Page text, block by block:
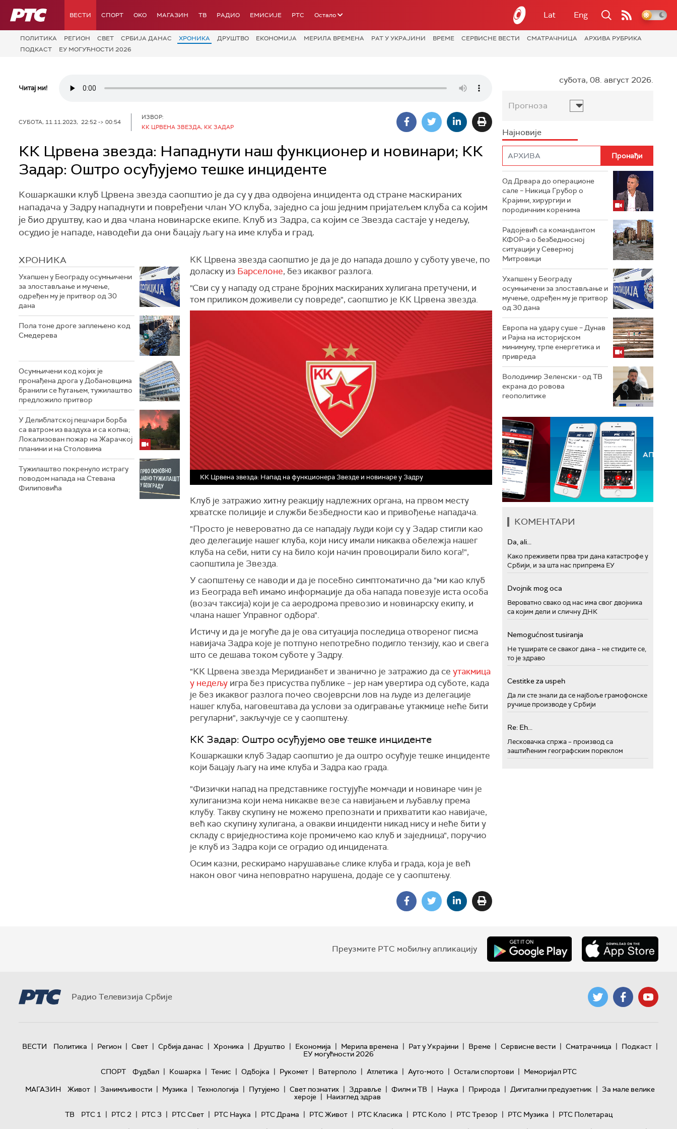
РТС ВЕСТИ СПОРТ OKO МАГАЗИН ТВ РАДИО ЕМИСИЈЕ РТС Остало Lat Eng
ПОЛИТИКА РЕГИОН СВЕТ СРБИЈА ДАНАС ХРОНИКА ДРУШТВО ЕКОНОМИЈА МЕРИЛА ВРЕМЕНА РАТ У УКРАЈИНИ ВРЕМЕ СЕРВИСНЕ ВЕСТИ СМАТРАЧНИЦА
АРХИВА РУБРИКА
ПОДКАСТ
ЕУ МОГУЋНОСТИ 2026
Читај ми!
СУБОТА, 11.11.2023, 22:52 -> 00:54
ИЗВОР:
КК ЦРВЕНА ЗВЕЗДА, КК ЗАДАР
КК Црвена звезда: Нападнути наш функционер и новинари; КК
Задар: Оштро осуђујемо тешке инциденте
Кошаркашки клуб Црвена звезда саопштио је да су у два одвојена инцидента од стране маскираних
нападача у Задру нападнути и повређени члан УО клуба, заједно са још једним пријатељем клуба са којим
је био друштву, као и два члана новинарске екипе. Клуб из Задра, са којим се Звезда састаје у недељу,
осудио је нападе, наводећи да они бацају љагу на име клуба и град.
ХРОНИКА
Ухапшен у Београду осумњичени
за злостављање и мучење,
одређен му је притвор од 30
дана
Пола тоне дроге заплењено код
Смедерева
Осумњичени код којих је
пронађена дрога у Добановцима
бранили се ћутањем, тужилаштво
предложило притвор
У Делиблатској пешчари борба
са ватром из ваздуха и са копна;
Локализован пожар на Жарачкој
планини и на Столовима
Тужилаштво покренуло истрагу
поводом напада на Стевана
Филиповића
КК Црвена звезда саопштио је да је до напада дошло у суботу увече, по
доласку из Барселоне, без икаквог разлога.
"Сви су у нападу од стране бројних маскираних хулигана претучени, и
том приликом доживели су повреде", саопштио је КК Црвена звезда.
КК Црвена звезда: Напад на функционера Звезде и новинаре у Задру
Клуб је затражио хитну реакцију надлежних органа, на првом месту
хрватске полиције и служби безбедности као и привођење нападача.
"Просто је невероватно да се нападају људи који су у Задар стигли као
део делегације нашег клуба, који нису имали никаква обележја нашег
клуба на себи, нити су на било који начин провоцирали било кога!",
саопштила је Звезда.
У саопштењу се наводи и да је посебно симптоматично да "ми као клуб
из Београда већ имамо информације да оба напада повезује иста особа
(возач таксија) који је са аеродрома превозио и новинарску екипу, и
члана нашег Управног одбора".
Истичу и да је могуће да је ова ситуација последица отвореног писма
навијача Задра које је потпуно непотребно подигло тензију, као и свега
што се дешава током суботе у Задру.
"КК Црвена звезда Меридианбет и званично је затражио да се утакмица
у недељу игра без присуства публике – јер нам увертира од суботе, када
је без икаквог разлога почео својеврсни лов на људе из делегације
нашег клуба, наговештава да услови за одигравање утакмице неће бити
регуларни", закључује се у саопштењу.
КК Задар: Оштро осуђујемо ове тешке инциденте
Кошаркашки клуб Задар саопштио је да оштро осуђује тешке инциденте
који бацају љагу на име клуба и Задра као града.
"Физички напад на представнике гостујуће момчади и новинаре чин је
хулиганизма који нема никакве везе са навијањем и љубављу према
клубу. Такву скупину не можемо препознати и прихватити као навијаче,
већ као скупину хулигана, а овакви инциденти никад нису и неће бити у
складу с вриједностима које промичемо као клуб и заједница", поручио
је клуб из Задра који се оградио од инцидената.
Осим казни, рескирамо нарушавање слике клуба и града, која је већ
након овог чина неповратно нарушена, додаје се у саопштењу.
субота, 08. август 2026.
Прогноза
Најновије
Од Дрвара до операционе
сале – Никица Грубор о
Крајини, хирургији и
породичним коренима
Радојевић са командантом
КФОР-а о безбедносној
ситуацији у Северној
Митровици
Ухапшен у Београду
осумњичени за злостављање и
мучење, одређен му је притвор
од 30 дана
Европа на удару суше – Дунав
и Рајна на историјском
минимуму, трпе енергетика и
привреда
Володимир Зеленски - од ТВ
екрана до ровова
геополитике
КОМЕНТАРИ
Da, ali...
Како преживети прва три дана катастрофе у
Србији, и за шта нас припрема ЕУ
Dvojnik mog oca
Вероватно свако од нас има свог двојника
са којим дели и сличну ДНК
Nemogućnost tusiranja
Не туширате се сваког дана – не стидите се,
то је здраво
Cestitke za uspeh
Да ли сте знали да се најбоље грамофонске
ручице производе у Србији
Re: Eh...
Лесковачка спржа – производ са
заштићеним географским пореклом
Преузмите РТС мобилну апликацију
Радио Телевизија Србије
ВЕСТИ Политика | Регион | Свет | Србија данас | Хроника | Друштво | Економија | Мерила времена | Рат у Украјини | Време | Сервисне вести | Сматрачница | Подкаст |
ЕУ могућности 2026
СПОРТ
Фудбал | Кошарка | Тенис | Одбојка | Рукомет | Ватерполо | Атлетика | Ауто-мото | Остали спортови | Меморијал РТС
МАГАЗИН
Живот | Занимљивости | Музика | Технологијa | Путујемо | Свет познатих | Здравље | Филм и ТВ | Наука | Природа | Дигитални предузетник | За мале велике
хероје | Наизглед здрав
ТВ
РТС 1 | РТС 2 | РТС 3 | РТС Свет | РТС Наука | РТС Драма | РТС Живот | РТС Класика | РТС Коло | РТС Трезор | РТС Музика | РТС Полетарац